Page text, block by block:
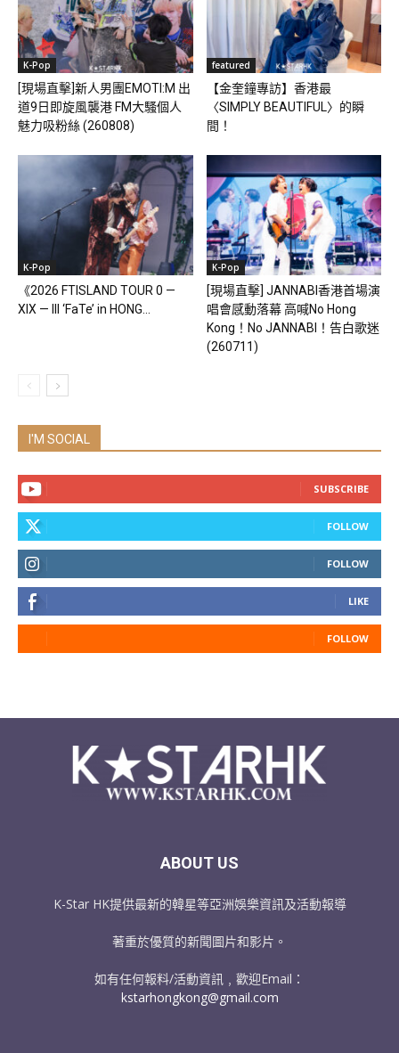
K-Pop
[現場直擊]新人男團EMOTI:M 出
道9日即旋風襲港 FM大騷個人
魅力吸粉絲 (260808)
featured
【金奎鐘專訪】香港最
〈SIMPLY BEAUTIFUL〉的瞬
間！
K-Pop
《2026 FTISLAND TOUR 0 —
XIX — III ‘FaTe’ in HONG...
K-Pop
[現場直擊] JANNABI香港首場演
唱會感動落幕 高喊No Hong
Kong！No JANNABI！告白歌迷
(260711)
I'M SOCIAL
SUBSCRIBE
FOLLOW
FOLLOW
LIKE
FOLLOW
ABOUT US
K-Star HK提供最新的韓星等亞洲娛樂資訊及活動報導
著重於優質的新聞圖片和影片。
如有任何報料/活動資訊﹐歡迎Email：
kstarhongkong@gmail.com